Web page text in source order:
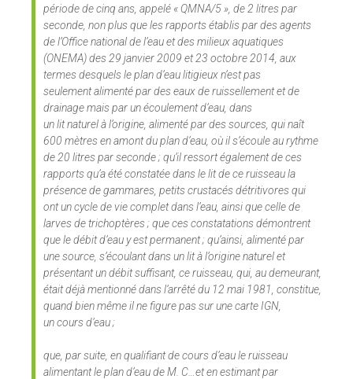
période de cinq ans, appelé « QMNA/5 », de 2 litres par
seconde, non plus que les rapports établis par des agents
de l’Office national de l’eau et des milieux aquatiques
(ONEMA) des 29 janvier 2009 et 23 octobre 2014, aux
termes desquels le plan d’eau litigieux n’est pas
seulement alimenté par des eaux de ruissellement et de
drainage mais par un écoulement d’eau, dans
un lit naturel à l’origine, alimenté par des sources, qui naît
600 mètres en amont du plan d’eau, où il s’écoule au rythme
de 20 litres par seconde ; qu’il ressort également de ces
rapports qu’a été constatée dans le lit de ce ruisseau la
présence de gammares, petits crustacés détritivores qui
ont un cycle de vie complet dans l’eau, ainsi que celle de
larves de trichoptères ; que ces constatations démontrent
que le débit d’eau y est permanent ;qu’ainsi, alimenté par
une source, s’écoulant dans un lit à l’origine naturel et
présentant un débit suffisant, ce ruisseau, qui, au demeurant,
était déjà mentionné dans l’arrêté du 12 mai 1981, constitue,
quand bien même il ne figure pas sur une carte IGN,
un cours d’eau ;
que, par suite, en qualifiant de cours d’eau le ruisseau
alimentant le plan d’eau de M. C…et en estimant par